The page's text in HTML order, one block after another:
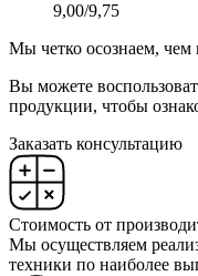
9,00/9,75
Мы четко осознаем, чем
Вы можете
продукции, чтобы
Заказать консультацию
Стоимость от
Мы осуществляем
техники по наиболее